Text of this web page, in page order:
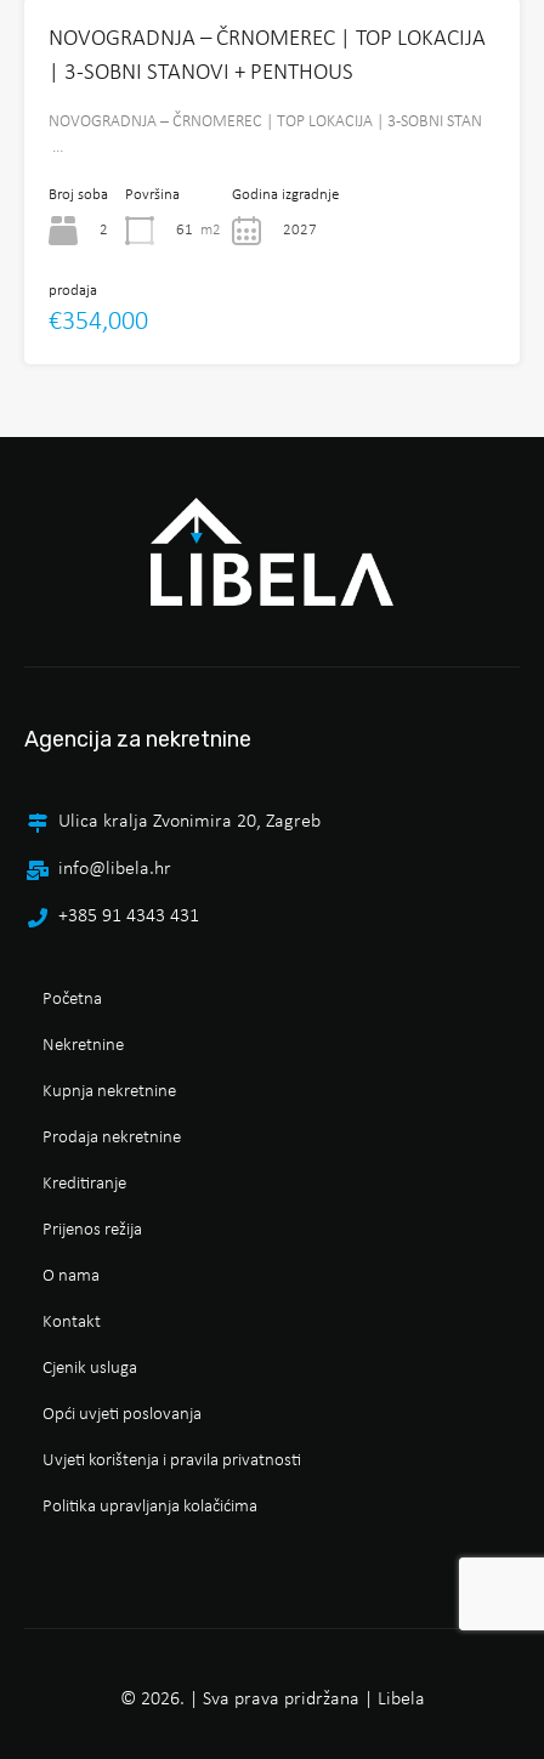
NOVOGRADNJA – ČRNOMEREC | TOP LOKACIJA
| 3-SOBNI STANOVI + PENTHOUS
NOVOGRADNJA – ČRNOMEREC | TOP LOKACIJA | 3-SOBNI STAN
…
Broj soba
2
Površina
61 m2
Godina izgradnje
2027
prodaja
€354,000
Agencija za nekretnine
Ulica kralja Zvonimira 20, Zagreb
info@libela.hr
+385 91 4343 431
Početna
Nekretnine
Kupnja nekretnine
Prodaja nekretnine
Kreditiranje
Prijenos režija
O nama
Kontakt
Cjenik usluga
Opći uvjeti poslovanja
Uvjeti korištenja i pravila privatnosti
Politika upravljanja kolačićima
© 2026. | Sva prava pridržana | Libela